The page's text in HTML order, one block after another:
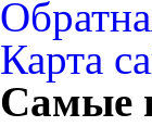
Карта
Самые